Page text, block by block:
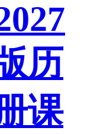
历
课